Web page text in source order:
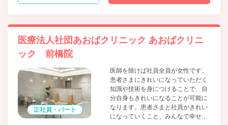
医療法人社団あおばクリニック あおばクリニ
ック 前橋院
正社員・パート
医師を除けば社員全員が女性です。
患者さまにきれいになっていただく
知識や技術を身につけることで、自
分自身もきれいになることが可能に
なります。患者さまと社員がきれい
になっていくこと、みんなで幸せに